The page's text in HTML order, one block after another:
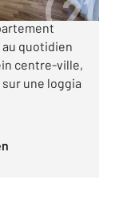
à
quotidien
centre-ville,
une loggia